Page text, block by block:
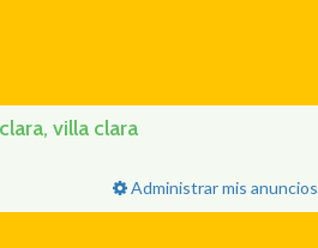
villa clara
Administrar mis anuncios